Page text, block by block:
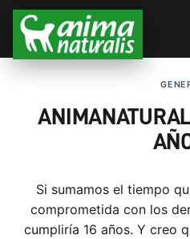
Si sumamos el tiempo
comprometida con los
cumpliría 16 años. Y creo